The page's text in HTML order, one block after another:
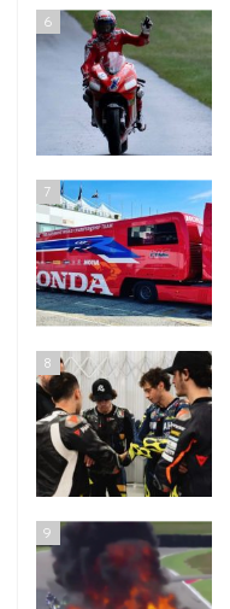
6
7
8
9